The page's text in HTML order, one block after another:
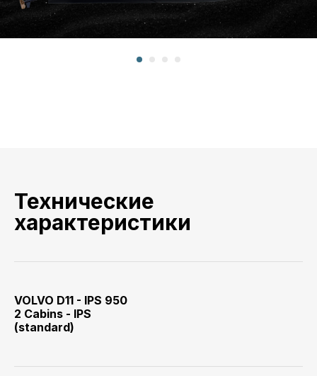
Технические
характеристики
VOLVO D11 - IPS 950
2 Cabins - IPS
(standard)